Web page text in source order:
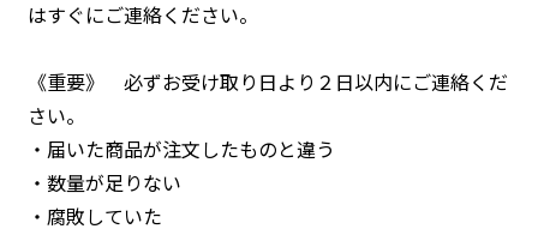
はすぐにご連絡ください。
《重要》 必ずお受け取り日より２日以内にご連絡くだ
さい。
・届いた商品が注文したものと違う
・数量が足りない
・腐敗していた